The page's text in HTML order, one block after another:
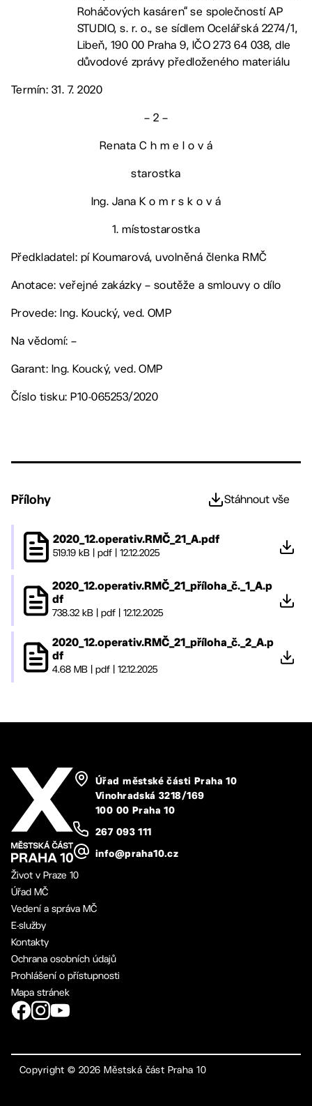
Roháčových kasáren“ se společností AP
STUDIO, s. r. o., se sídlem Ocelářská 2274/1,
Libeň, 190 00 Praha 9, IČO 273 64 038, dle
důvodové zprávy předloženého materiálu
Termín: 31. 7. 2020
– 2 –
Renata C h m e l o v á
starostka
Ing. Jana K o m r s k o v á
1. místostarostka
Předkladatel: pí Koumarová, uvolněná členka RMČ
Anotace: veřejné zakázky – soutěže a smlouvy o dílo
Provede: Ing. Koucký, ved. OMP
Na vědomí: –
Garant: Ing. Koucký, ved. OMP
Číslo tisku: P10-065253/2020
Přílohy Stáhnout vše
2020_12.operativ.RMČ_21_A.pdf
519.19 kB pdf 12.12.2025
2020_12.operativ.RMČ_21_příloha_č._1_A.p
df
738.32 kB |pdf |12.12.2025
2020_12.operativ.RMČ_21_příloha_č._2_A.p
df
4.68 MB| pdf| 12.12.2025
Úřad městské části Praha 10
Vinohradská 3218/169
100 00 Praha 10
267 093 111
info@praha10.cz
Život v Praze 10
Úřad MČ
Vedení a správa MČ
E-služby
Kontakty
Ochrana osobních údajů
Prohlášení o přístupnosti
Mapa stránek
Copyright ©2026 Městská část Praha 10